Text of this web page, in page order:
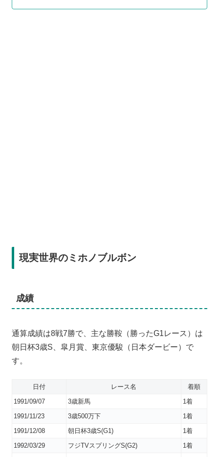
現実世界のミホノブルボン
成績
通算成績は8戦7勝で、主な勝鞍（勝ったG1レース）は
朝日杯3歳S、皐月賞、東京優駿（日本ダービー）で
す。
日付 レース名
着順
1991/09/07
3歳新馬
1着
1991/11/23
3歳500万下
1着
1991/12/08
朝日杯3歳S(G1)
1着
1992/03/29
フジTVスプリングS(G2)
1着